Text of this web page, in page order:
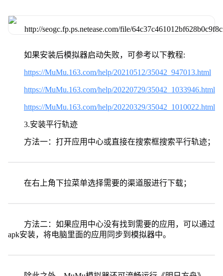
如果安装后模拟器启动失败，可参考以下教程:
https://MuMu.163.com/help/20210512/35042_947013.html
https://MuMu.163.com/help/20220729/35042_1033946.html
https://MuMu.163.com/help/20220329/35042_1010022.html
3.安装平行轨迹
方法一：打开应用中心或直接在搜索框搜索平行轨迹；
在右上角下拉菜单选择需要的渠道服进行下载；
方法二：如果应用中心没有找到需要的应用，可以通过
apk安装，将电脑里面的应用同步到模拟器中。